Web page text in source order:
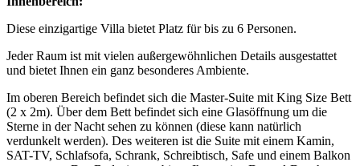
Diese einzigartige Villa bietet Platz für bis zu 6 Personen.
Jeder Raum ist mit vielen außergewöhnlichen Details ausgestattet
und bietet Ihnen ein ganz besonderes Ambiente.
Im oberen Bereich befindet sich die Master-Suite mit King Size Bett
(2 x 2m). Über dem Bett befindet sich eine Glasöffnung um die
Sterne in der Nacht sehen zu können (diese kann natürlich
verdunkelt werden). Des weiteren ist die Suite mit einem Kamin,
SAT-TV, Schlafsofa, Schrank, Schreibtisch, Safe und einem Balkon